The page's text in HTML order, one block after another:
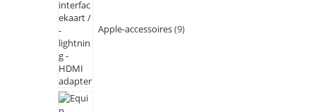
Apple-accessoires 9